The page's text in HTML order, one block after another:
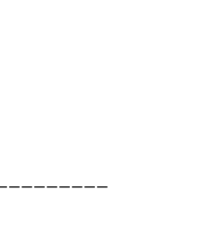
ーーーーーーーー